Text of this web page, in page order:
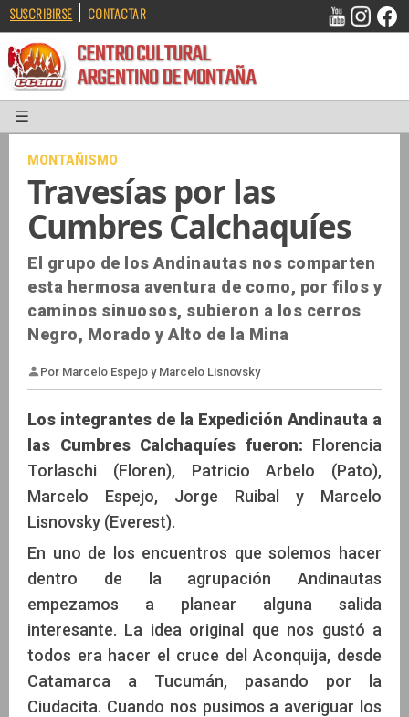
SUSCRIBIRSE | CONTACTAR
CENTRO CULTURAL
ARGENTINO DE MONTAÑA
MONTAÑISMO
Travesías por las
Cumbres Calchaquíes
El grupo de los Andinautas nos comparten
esta hermosa aventura de como, por filos y
caminos sinuosos, subieron a los cerros
Negro, Morado y Alto de la Mina
Por Marcelo Espejo y Marcelo Lisnovsky
Los integrantes de la Expedición Andinauta a
las Cumbres Calchaquíes fueron: Florencia
Torlaschi (Floren), Patricio Arbelo (Pato),
Marcelo Espejo, Jorge Ruibal y Marcelo
Lisnovsky (Everest).
En uno de los encuentros que solemos hacer
dentro de la agrupación Andinautas
empezamos a planear alguna salida
interesante. La idea original que nos gustó a
todos era hacer el cruce del Aconquija, desde
Catamarca a Tucumán, pasando por la
Ciudacita. Cuando nos pusimos a averiguar los